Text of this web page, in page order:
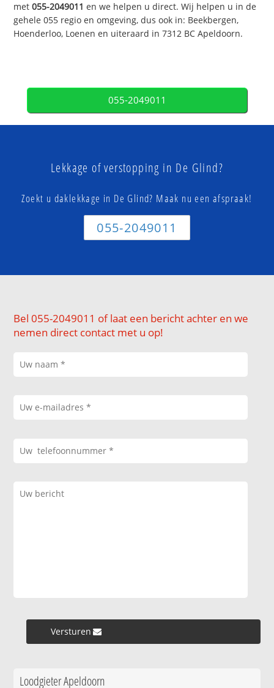
met055-2049011 en we helpen u direct. Wij helpen u in de
gehele 055 regio en omgeving, dus ook in: Beekbergen,
Hoenderloo, Loenen en uiteraard in 7312 BC Apeldoorn.
055-2049011
Lekkage of verstopping in De Glind?
Zoekt u daklekkage in De Glind? Maak nu een afspraak!
055-2049011
Bel 055-2049011 of laat een bericht achter en we
nemen direct contact met u op!
Versturen »
Loodgieter Apeldoorn